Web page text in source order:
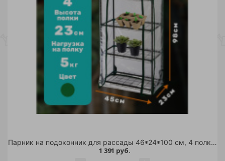
Парник на подоконник для рассады 46*24*100 см, 4 полки с чехлом, белый /
1 391 руб.